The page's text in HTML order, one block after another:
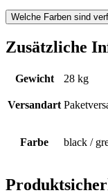
Welche Farben sind
Zusätzliche
Gewicht 28 kg
Versandart
Farbe black /